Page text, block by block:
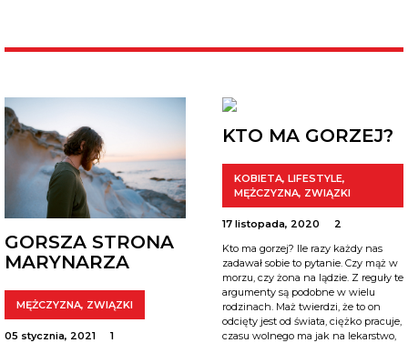
GORSZA STRONA
MARYNARZA
MĘŻCZYZNA, ZWIĄZKI
05 stycznia, 2021
1
KTO MA GORZEJ?
KOBIETA, LIFESTYLE,
MĘŻCZYZNA, ZWIĄZKI
17 listopada, 2020
2
Kto ma gorzej? Ile razy każdy nas
zadawał sobie to pytanie. Czy mąż w
morzu, czy żona na lądzie. Z reguły te
argumenty są podobne w wielu
rodzinach. Maż twierdzi, że to on
odcięty jest od świata, ciężko pracuje,
czasu wolnego ma jak na lekarstwo,